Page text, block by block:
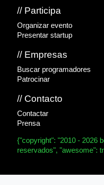
// Participa
Organizar evento
Presentar startup
// Empresas
Buscar programadores
Patrocinar
// Contacto
Contactar
Prensa
{"copyright": "2010 - 2026
reservados", "awesome":